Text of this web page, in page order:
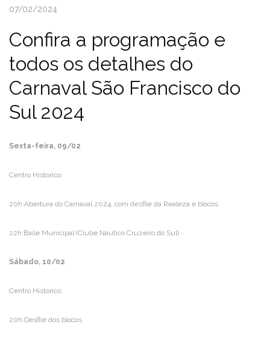
07/02/2024
Confira a programação e
todos os detalhes do
Carnaval São Francisco do
Sul 2024
Sexta-feira, 09/02
Centro Histórico:
20h:Abertura do Carnaval 2024, com desfile da Realeza e blocos
22h:Baile Municipal (Clube Náutico Cruzeiro do Sul)
Sábado, 10/02
Centro Histórico:
20h:Desfile dos blocos